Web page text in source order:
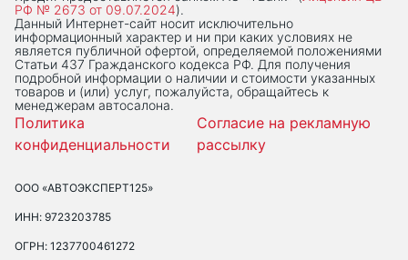
РФ № 2673 от 09.07.2024).
Данный Интернет-сaйт носит исключительно
информационный характер и ни при каких условиях не
является публичной офертой, определяемой положениями
Статьи 437 Гражданского кодекса РФ. Для получения
подробной информации о наличии и стоимости указанных
товаров и (или) услуг, пожалуйста, обращайтесь к
менеджерам автосалона.
Политика
конфиденциальности
Согласие на рекламную
рассылку
ООО «АВТОЭКСПЕРТ125»
ИНН: 9723203785
ОГРН: 1237700461272